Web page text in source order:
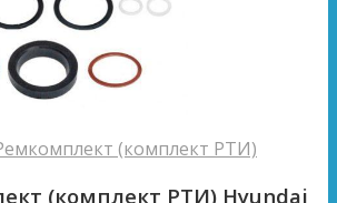
(комплект РТИ)
(комплект РТИ) Hyundai